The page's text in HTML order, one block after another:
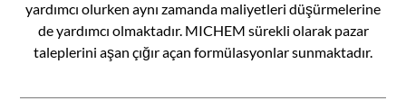
yardımcı olurken aynı zamanda maliyetleri düşürmelerine
de yardımcı olmaktadır. MICHEM sürekli olarak pazar
taleplerini aşan çığır açan formülasyonlar sunmaktadır.